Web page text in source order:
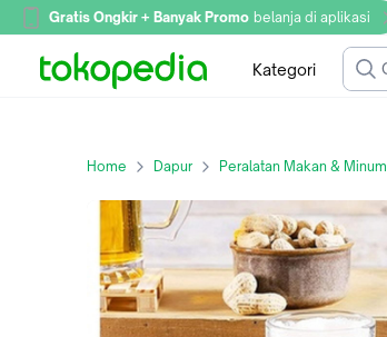
Gratis Ongkir + Banyak Promo belanja di aplikasi
Kategori
Home Dapur Peralatan Makan & Minum